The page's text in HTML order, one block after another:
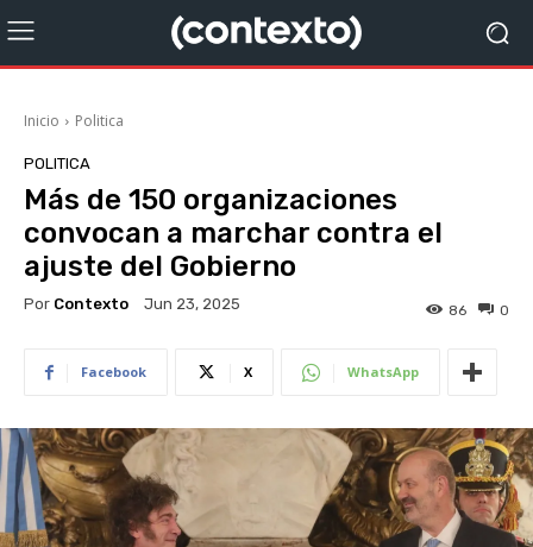
Inicio Politica
POLITICA
Más de 150 organizaciones
convocan a marchar contra el
ajuste del Gobierno
Por Contexto Jun 23, 2025 0
86
Facebook X WhatsApp